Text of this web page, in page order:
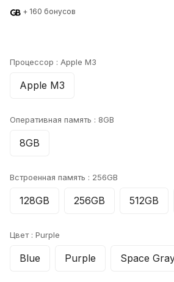
+ 160 бонусов
Процессор : Apple M3
Apple M3
Оперативная память : 8GB
8GB
Встроенная память : 256GB
128GB 256GB 512GB
Цвет : Purple
Blue Purple Space